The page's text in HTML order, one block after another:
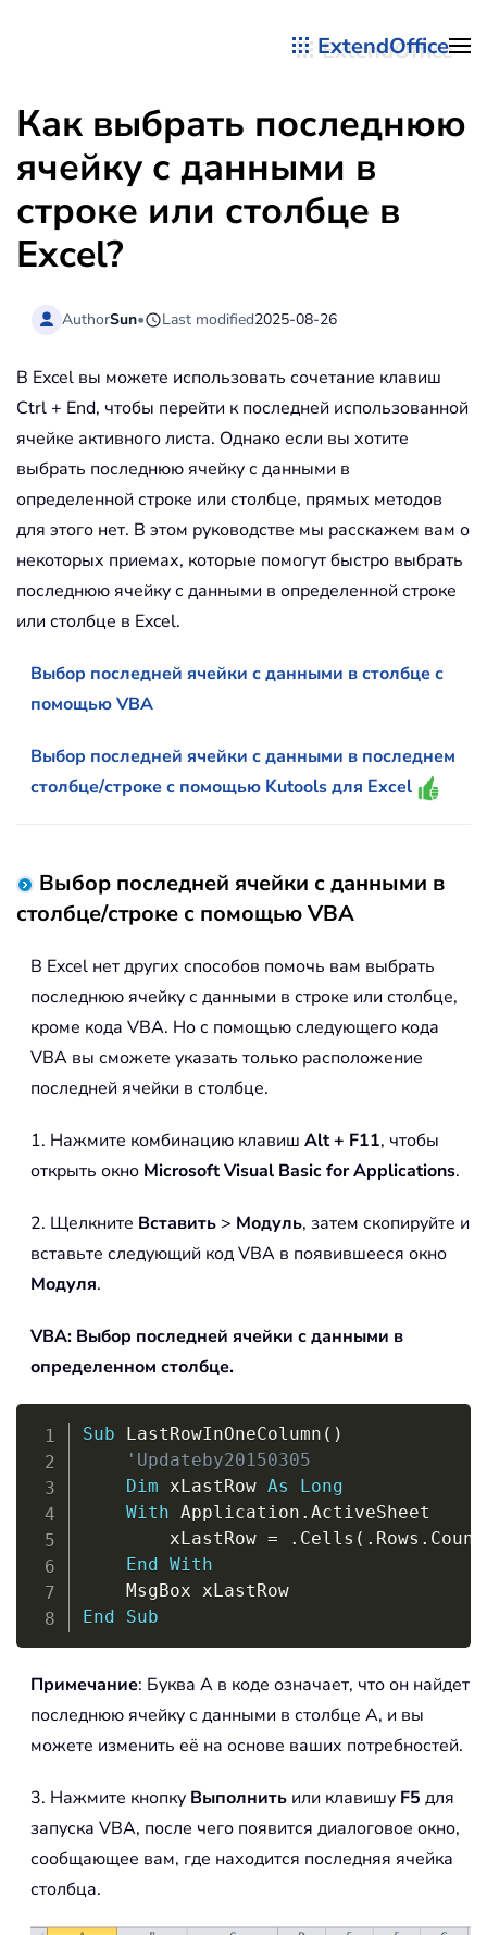
ExtendOffice
Как выбрать последнюю
ячейку с данными в
строке или столбце в
Excel?
AuthorSun• Last modified2025-08-26
В Excel вы можете использовать сочетание клавиш
Ctrl + End, чтобы перейти к последней использованной
ячейке активного листа. Однако если вы хотите
выбрать последнюю ячейку с данными в
определенной строке или столбце, прямых методов
для этого нет. В этом руководстве мы расскажем вам о
некоторых приемах, которые помогут быстро выбрать
последнюю ячейку с данными в определенной строке
или столбце в Excel.
Выбор последней ячейки с данными в столбце с
помощью VBA
Выбор последней ячейки с данными в последнем
столбце/строке с помощью Kutools для Excel
Выбор последней ячейки с данными в
столбце/строке с помощью VBA
В Excel нет других способов помочь вам выбрать
последнюю ячейку с данными в строке или столбце,
кроме кода VBA. Но с помощью следующего кода
VBA вы сможете указать только расположение
последней ячейки в столбце.
1. Нажмите комбинацию клавиш Alt + F11, чтобы
открыть окно Microsoft Visual Basic for Applications.
2. Щелкните Вставить > Модуль, затем скопируйте и
вставьте следующий код VBA в появившееся окно
Модуля.
VBA: Выбор последней ячейки с данными в
определенном столбце.
Sub LastRowInOneColumn ( )
'Updateby20150305
Dim xLastRow As
Long
With Application . ActiveSheet
		xLastRow
= . Cells ( . Rows . Count
End
With
	MsgBox xLastRow
End
Sub
Примечание: Буква A в коде означает, что он найдет
последнюю ячейку с данными в столбце A, и вы
можете изменить её на основе ваших потребностей.
3. Нажмите кнопку Выполнить или клавишу F5 для
запуска VBA, после чего появится диалоговое окно,
сообщающее вам, где находится последняя ячейка
столбца.